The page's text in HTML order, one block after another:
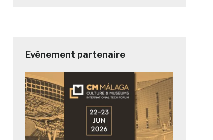
Evénement partenaire